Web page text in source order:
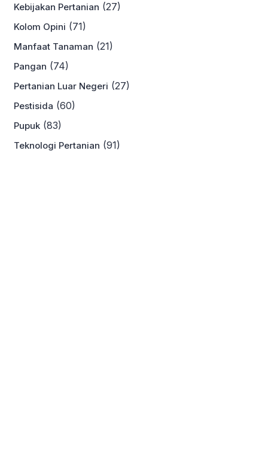
Kebijakan Pertanian (27)
Kolom Opini (71)
Manfaat Tanaman (21)
Pangan (74)
Pertanian Luar Negeri (27)
Pestisida (60)
Pupuk (83)
Teknologi Pertanian (91)